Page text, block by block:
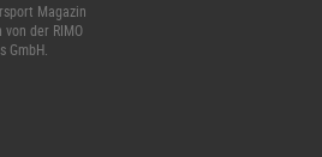
Magazin
der RIMO
GmbH.